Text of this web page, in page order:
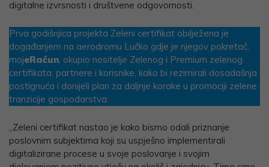
digitalne izvrsnosti i društvene odgovornosti.
Prva godišnjica projekta Zeleni certifikat obilježena je
događanjem na aerodromu Lučko gdje je njegov pokretač,
mojeRačun, okupio nositelje Zelenog i Premium zelenog
certifikata, partnere i korisnike, kako bi rezimirali dosadašnja
postignuća i donijeli plan za daljnje korake u promociji zelene
tranzicije gospodarstva.
„Zeleni certifikat nastao je kako bismo odali priznanje
poslovnim subjektima koji su uspješno implementirali
digitalizirane procese u svoje poslovanje i svojim